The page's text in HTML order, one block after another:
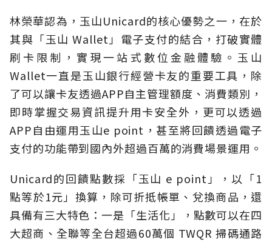
林榮華認為，玉山Unicard的核心優勢之一，在於
其與「玉山 Wallet」電子支付的結合，打破實體
刷卡限制，實現一站式數位金融體驗。玉山
Wallet一直是玉山銀行經營卡友的重要工具，除
了可以讓卡友透過APP自主管理額度、消費類別，
即時掌握交易資訊提升用卡安全外，更可以透過
APP自由運用玉山e point，甚至將回饋透過電子
支付的功能帶到國內外超過百萬的消費場景運用。
Unicard的回饋點數採「玉山 e point」，以「1
點等於1元」換算，除可折抵帳單、兌換商品，還
具備有三大特色：一是「生活化」，點數可以在四
大超商、全聯等全台超過60萬個 TWQR 掃碼通路